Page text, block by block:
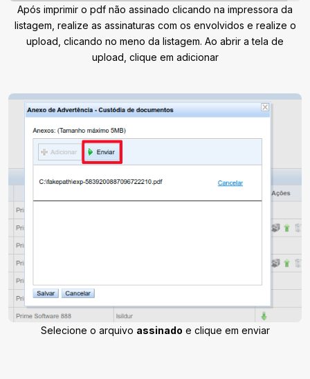
Após imprimir o pdf não assinado clicando na impressora da
listagem, realize as assinaturas com os envolvidos e realize o
upload, clicando no meno da listagem. Ao abrir a tela de
upload, clique em adicionar
Selecione o arquivo assinado e clique em enviar